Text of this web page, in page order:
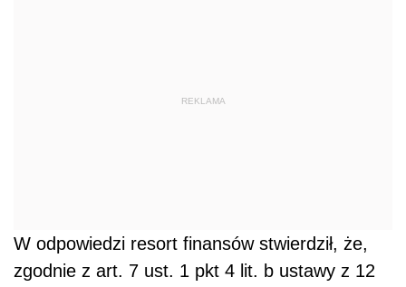
REKLAMA
W odpowiedzi resort finansów stwierdził, że,
zgodnie z art. 7 ust. 1 pkt 4 lit. b ustawy z 12